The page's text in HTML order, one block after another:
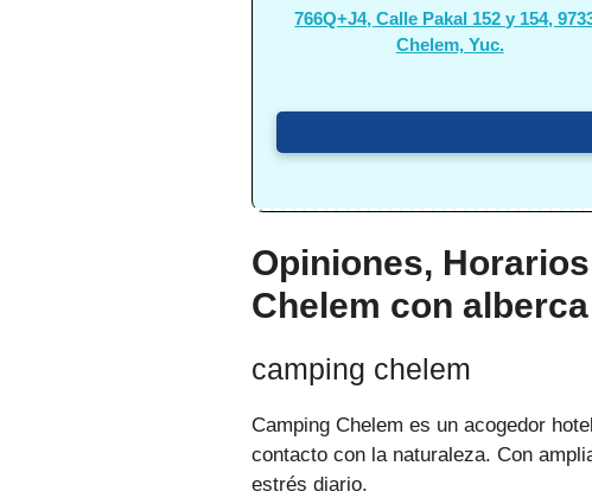
766Q+J4, Calle Pakal 152 y 154,
Chelem, Yuc.
Opiniones,
Chelem con alberca
camping chelem
Camping Chelem es un acogedor
contacto con la naturaleza. Con
estrés diario.